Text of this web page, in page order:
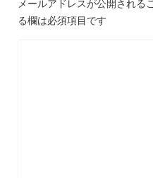
メールアドレスが公開される
る欄は必須項目です